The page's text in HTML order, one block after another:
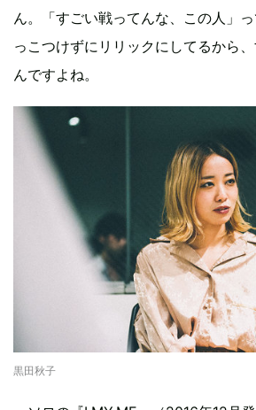
ん。「すごい戦ってんな、この人」
っこつけずにリリックにしてるから
んですよね。
黒田秋子